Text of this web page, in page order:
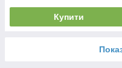
Купити